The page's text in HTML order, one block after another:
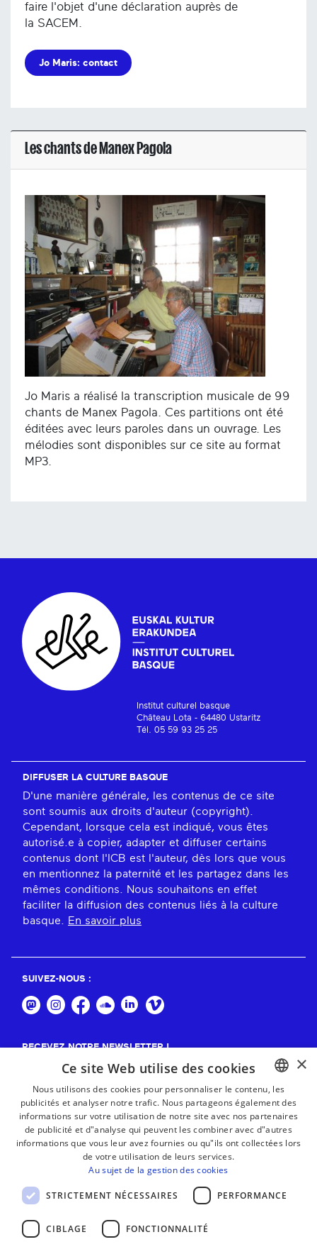
faire l'objet d'une déclaration auprès de
la SACEM.
Jo Maris: contact
Les chants de Manex Pagola
Jo Maris a réalisé la transcription musicale de 99
chants de Manex Pagola. Ces partitions ont été
éditées avec leurs paroles dans un ouvrage. Les
mélodies sont disponibles sur ce site au format
MP3.
Institut culturel basque
Château Lota - 64480 Ustaritz
Tél. 05 59 93 25 25
DIFFUSER LA CULTURE BASQUE
D'une manière générale, les contenus de ce site
sont soumis aux droits d'auteur (copyright).
Cependant, lorsque cela est indiqué, vous êtes
autorisé.e à copier, adapter et diffuser certains
contenus dont l'ICB est l'auteur, dès lors que vous
en mentionnez la paternité et les partagez dans les
mêmes conditions. Nous souhaitons en effet
faciliter la diffusion des contenus liés à la culture
basque. En savoir plus
SUIVEZ-NOUS :
RECEVEZ NOTRE NEWSLETTER !
BASQUE
FRENCH
×
Ce site Web utilise des cookies
Nous utilisons des cookies pour personnaliser le contenu, les
publicités et analyser notre trafic. Nous partageons également des
informations sur votre utilisation de notre site avec nos partenaires
de publicité et d"analyse qui peuvent les combiner avec d"autres
informations que vous leur avez fournies ou qu"ils ont collectées lors
de votre utilisation de leurs services.
Au sujet de la gestion des cookies
STRICTEMENT NÉCESSAIRES PERFORMANCE
CIBLAGE FONCTIONNALITÉ